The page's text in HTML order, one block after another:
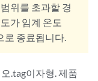
위를 초과할 경
가 임계 온도
로 종료됩니다.
.tag이자형. 제품